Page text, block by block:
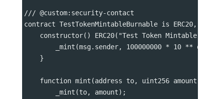
/// @custom:security-contact
contract TestTokenMintableBurnable is ERC20,
constructor() ERC20("Test Token Mintable
_mint(msg.sender, 100000000 * 10 **
    }
function mint(address to, uint256 amount)
        _mint(to, amount);